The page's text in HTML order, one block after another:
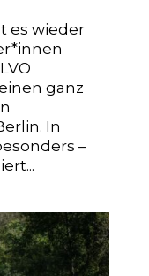
es wieder
ganz
In
–